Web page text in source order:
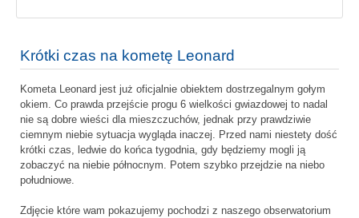
Krótki czas na kometę Leonard
Kometa Leonard jest już oficjalnie obiektem dostrzegalnym gołym
okiem. Co prawda przejście progu 6 wielkości gwiazdowej to nadal
nie są dobre wieści dla mieszczuchów, jednak przy prawdziwie
ciemnym niebie sytuacja wygląda inaczej. Przed nami niestety dość
krótki czas, ledwie do końca tygodnia, gdy będziemy mogli ją
zobaczyć na niebie północnym. Potem szybko przejdzie na niebo
południowe.
Zdjęcie które wam pokazujemy pochodzi z naszego obserwatorium